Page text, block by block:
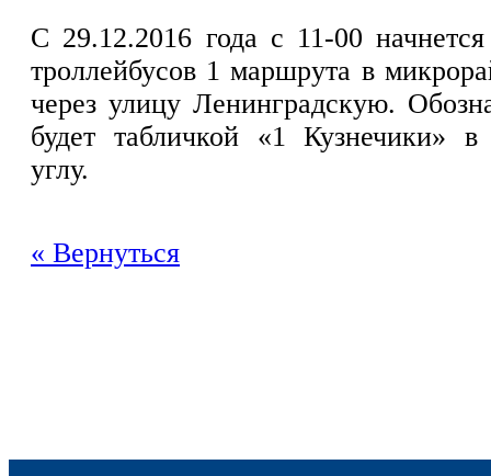
С 29.12.2016 года с 11-00
троллейбусов 1 маршрута в
через улицу Ленинградскую.
будет табличкой «1 Кузнечики»
углу.
« Вернуться